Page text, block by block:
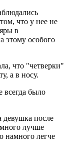
что у нее не
в
этому особого
что "четверки"
а в носу.
всегда было
девушка после
лучше
намного легче